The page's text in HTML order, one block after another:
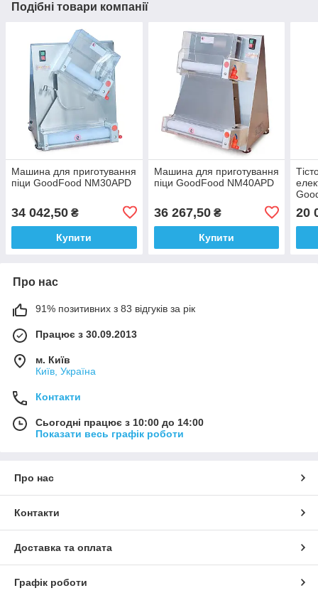
Подібні товари компанії
Машина для приготування
піци GoodFood NM30APD
34 042,50 ₴
Купити
Машина для приготування
піци GoodFood NM40APD
36 267,50₴
Купити
20
Про нас
91% позитивних з 83 відгуків за рік
Працює з 30.09.2013
м. Київ
Київ, Україна
Контакти
Сьогодні працює з 10:00 до 14:00
Показати весь графік роботи
Про нас
Контакти
Доставка та оплата
Графік роботи